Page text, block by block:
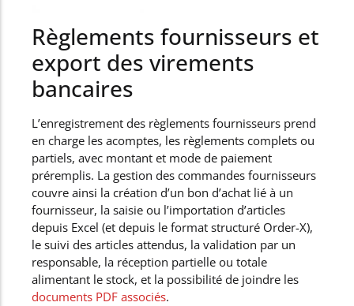
Règlements fournisseurs et
export des virements
bancaires
L’enregistrement des règlements fournisseurs prend
en charge les acomptes, les règlements complets ou
partiels, avec montant et mode de paiement
préremplis. La gestion des commandes fournisseurs
couvre ainsi la création d’un bon d’achat lié à un
fournisseur, la saisie ou l’importation d’articles
depuis Excel (et depuis le format structuré Order-X),
le suivi des articles attendus, la validation par un
responsable, la réception partielle ou totale
alimentant le stock, et la possibilité de joindre les
documents PDF associés.